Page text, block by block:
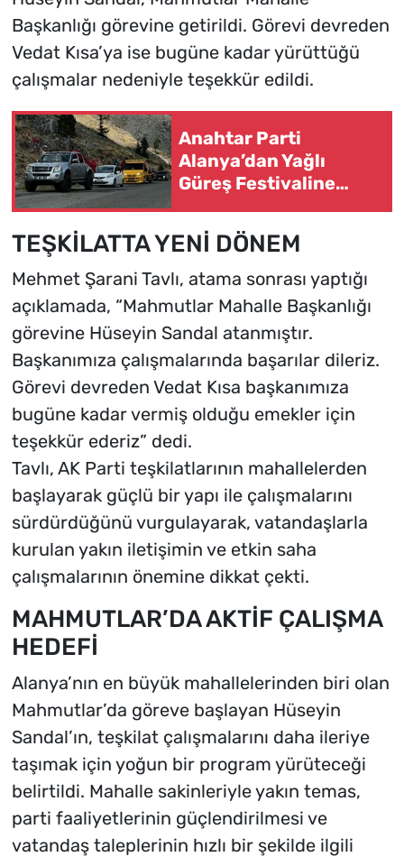
Başkanlığı görevine getirildi. Görevi devreden
Vedat Kısa’ya ise bugüne kadar yürüttüğü
çalışmalar nedeniyle teşekkür edildi.
Anahtar Parti
Alanya’dan Yağlı
Güreş Festivaline
TEŞKİLATTA YENİ DÖNEM
Mehmet Şarani Tavlı, atama sonrası yaptığı
açıklamada, “Mahmutlar Mahalle Başkanlığı
görevine Hüseyin Sandal atanmıştır.
Başkanımıza çalışmalarında başarılar dileriz.
Görevi devreden Vedat Kısa başkanımıza
bugüne kadar vermiş olduğu emekler için
teşekkür ederiz” dedi.
Tavlı, AK Parti teşkilatlarının mahallelerden
başlayarak güçlü bir yapı ile çalışmalarını
sürdürdüğünü vurgulayarak, vatandaşlarla
kurulan yakın iletişimin ve etkin saha
çalışmalarının önemine dikkat çekti.
MAHMUTLAR’DA AKTİF ÇALIŞMA
HEDEFİ
Alanya’nın en büyük mahallelerinden biri olan
Mahmutlar’da göreve başlayan Hüseyin
Sandal’ın, teşkilat çalışmalarını daha ileriye
taşımak için yoğun bir program yürüteceği
belirtildi. Mahalle sakinleriyle yakın temas,
parti faaliyetlerinin güçlendirilmesi ve
vatandaş taleplerinin hızlı bir şekilde ilgili